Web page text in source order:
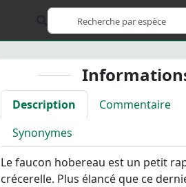
Description Commentaire
Synonymes
Le faucon hobereau est un petit
crécerelle. Plus élancé que ce